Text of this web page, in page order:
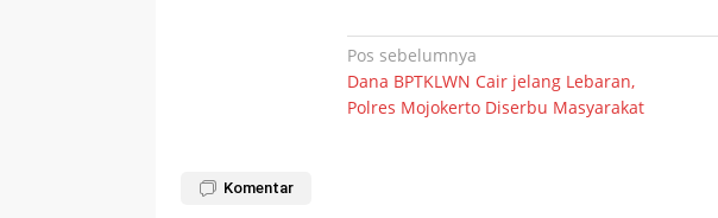
Navigasi
pos
Pos sebelumnya
Dana BPTKLWN Cair jelang Lebaran,
Polres Mojokerto Diserbu Masyarakat
Komentar